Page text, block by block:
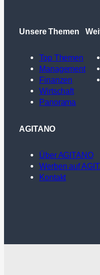
Unsere Themen
Top Themen
Management
Finanzen
Wirtschaft
Panorama
AGITANO
Über AGITANO
Werben auf
Kontakt